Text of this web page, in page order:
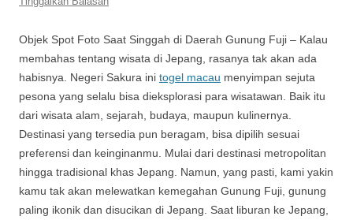
Objek Spot Foto Saat Singgah di Daerah Gunung Fuji – Kalau
membahas tentang wisata di Jepang, rasanya tak akan ada
habisnya. Negeri Sakura ini togel macau menyimpan sejuta
pesona yang selalu bisa dieksplorasi para wisatawan. Baik itu
dari wisata alam, sejarah, budaya, maupun kulinernya.
Destinasi yang tersedia pun beragam, bisa dipilih sesuai
preferensi dan keinginanmu. Mulai dari destinasi metropolitan
hingga tradisional khas Jepang. Namun, yang pasti, kami yakin
kamu tak akan melewatkan kemegahan Gunung Fuji, gunung
paling ikonik dan disucikan di Jepang. Saat liburan ke Jepang,